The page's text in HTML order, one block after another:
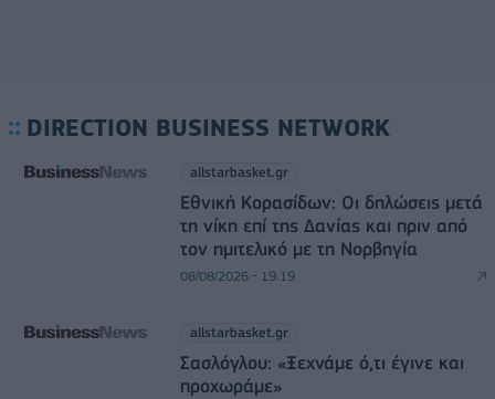
DIRECTION BUSINESS NETWORK
allstarbasket.gr
Εθνική Κορασίδων: Οι δηλώσεις μετά
τη νίκη επί της Δανίας και πριν από
τον ημιτελικό με τη Νορβηγία
08/08/2026 - 19:19
allstarbasket.gr
Σασλόγλου: «Ξεχνάμε ό,τι έγινε και
προχωράμε»